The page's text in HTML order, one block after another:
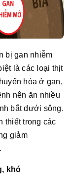
bị gan nhiễm
là các loại thịt
hóa ở gan,
nên ăn nhiều
bắt dưới sông.
thiết trong các
giảm
khó